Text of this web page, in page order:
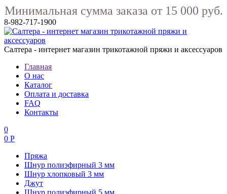
Минимальная сумма заказа от 15 000 руб.
8-982-717-1900
Салтера - интернет магазин трикотажной пряжи и аксессуаров
Главная
О нас
Каталог
Оплата и доставка
FAQ
Контакты
0
0 Р
Пряжа
Шнур полиэфирный 3 мм
Шнур хлопковый 3 мм
Джут
Шнур полиэфирный 5 мм